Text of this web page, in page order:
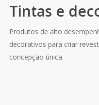
Tintas e
Produtos de alto
decorativos para criar
concepção única.